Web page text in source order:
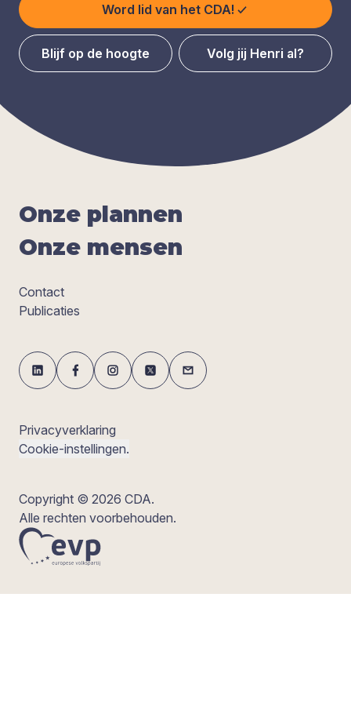
Word lid van het CDA!
Blijf op de hoogte Volg jij Henri al?
Onze plan­nen
Onze men­sen
Contact
Publicaties
Privacyverklaring
Cookie-instellingen.
Copyright © 2026 CDA.
Alle rechten voorbehouden.